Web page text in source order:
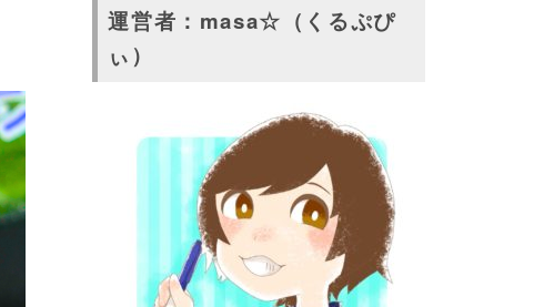
運営者：masa☆（くるぷぴ
ぃ）